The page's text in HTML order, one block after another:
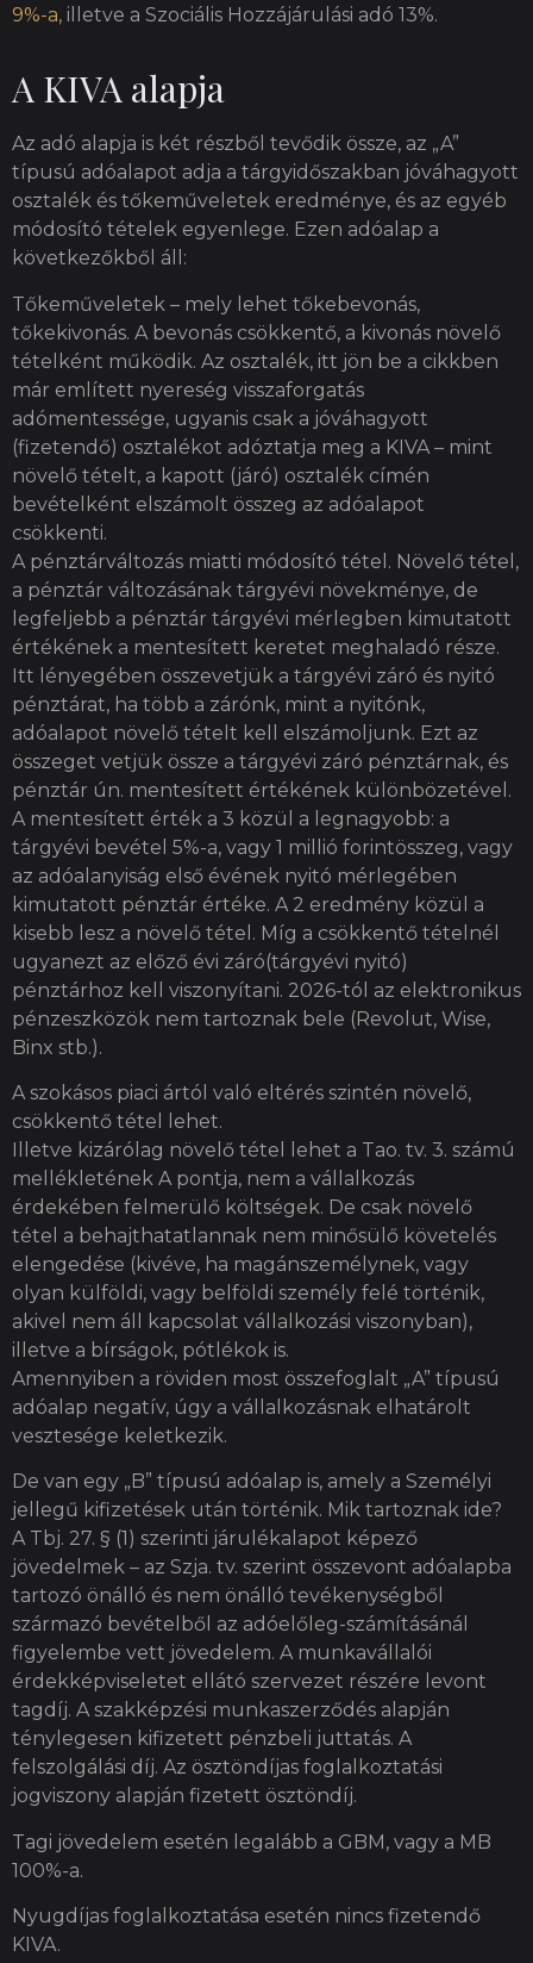
9%-a, illetve a Szociális Hozzájárulási adó 13%.
A KIVA alapja
Az adó alapja is két részből tevődik össze, az „A”
típusú adóalapot adja a tárgyidőszakban jóváhagyott
osztalék és tőkeműveletek eredménye, és az egyéb
módosító tételek egyenlege. Ezen adóalap a
következőkből áll:
Tőkeműveletek – mely lehet tőkebevonás,
tőkekivonás. A bevonás csökkentő, a kivonás növelő
tételként működik. Az osztalék, itt jön be a cikkben
már említett nyereség visszaforgatás
adómentessége, ugyanis csak a jóváhagyott
(fizetendő) osztalékot adóztatja meg a KIVA – mint
növelő tételt, a kapott (járó) osztalék címén
bevételként elszámolt összeg az adóalapot
csökkenti.
A pénztárváltozás miatti módosító tétel. Növelő tétel,
a pénztár változásának tárgyévi növekménye, de
legfeljebb a pénztár tárgyévi mérlegben kimutatott
értékének a mentesített keretet meghaladó része.
Itt lényegében összevetjük a tárgyévi záró és nyitó
pénztárat, ha több a zárónk, mint a nyitónk,
adóalapot növelő tételt kell elszámoljunk. Ezt az
összeget vetjük össze a tárgyévi záró pénztárnak, és
pénztár ún. mentesített értékének különbözetével.
A mentesített érték a 3 közül a legnagyobb: a
tárgyévi bevétel 5%-a, vagy 1 millió forintösszeg, vagy
az adóalanyiság első évének nyitó mérlegében
kimutatott pénztár értéke. A 2 eredmény közül a
kisebb lesz a növelő tétel. Míg a csökkentő tételnél
ugyanezt az előző évi záró(tárgyévi nyitó)
pénztárhoz kell viszonyítani. 2026-tól az elektronikus
pénzeszközök nem tartoznak bele (Revolut, Wise,
Binx stb.).
A szokásos piaci ártól való eltérés szintén növelő,
csökkentő tétel lehet.
Illetve kizárólag növelő tétel lehet a Tao. tv. 3. számú
mellékletének A pontja, nem a vállalkozás
érdekében felmerülő költségek. De csak növelő
tétel a behajthatatlannak nem minősülő követelés
elengedése (kivéve, ha magánszemélynek, vagy
olyan külföldi, vagy belföldi személy felé történik,
akivel nem áll kapcsolat vállalkozási viszonyban),
illetve a bírságok, pótlékok is.
Amennyiben a röviden most összefoglalt „A” típusú
adóalap negatív, úgy a vállalkozásnak elhatárolt
vesztesége keletkezik.
De van egy „B” típusú adóalap is, amely a Személyi
jellegű kifizetések után történik. Mik tartoznak ide?
A Tbj. 27. § (1) szerinti járulékalapot képező
jövedelmek – az Szja. tv. szerint összevont adóalapba
tartozó önálló és nem önálló tevékenységből
származó bevételből az adóelőleg-számításánál
figyelembe vett jövedelem. A munkavállalói
érdekképviseletet ellátó szervezet részére levont
tagdíj. A szakképzési munkaszerződés alapján
ténylegesen kifizetett pénzbeli juttatás. A
felszolgálási díj. Az ösztöndíjas foglalkoztatási
jogviszony alapján fizetett ösztöndíj.
Tagi jövedelem esetén legalább a GBM, vagy a MB
100%-a.
Nyugdíjas foglalkoztatása esetén nincs fizetendő
KIVA.